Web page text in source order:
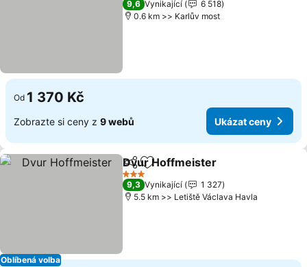
9,6 Vynikající
6 518
0.6 km >> Karlův most
Od 1 370 Kč
Zobrazte si ceny z 9 webů Ukázat ceny
Oblíbená volba
SdíletPřidat na seznam oblíbených
Dvur Hoffmeister
3 Počet hvězdiček
9,3 Vynikající
1 327
5.5 km >> Letiště Václava Havla